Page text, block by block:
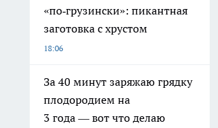
«по‑грузински»: пикантная
заготовка с хрустом
18:06
За 40 минут заряжаю грядку
плодородием на
3 года — вот что делаю